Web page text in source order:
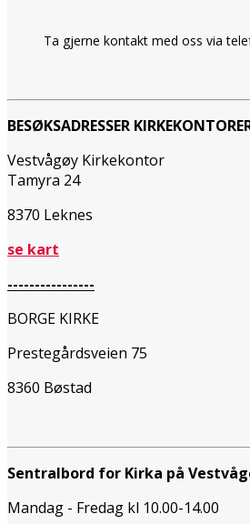
Ta gjerne kontakt med oss via
BESØKSADRESSER
Vestvågøy Kirkekontor
Tamyra 24
8370 Leknes
se kart
----------------
BORGE KIRKE
Prestegårdsveien 75
8360 Bøstad
Sentralbord for Kirka på
Mandag - Fredag kl 10.00-14.00